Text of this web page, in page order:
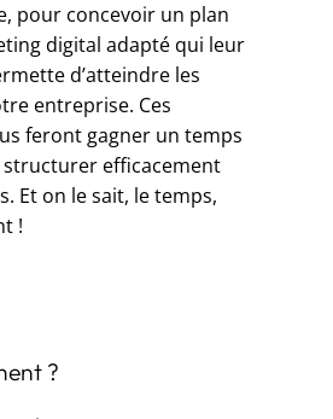
pour concevoir un plan
digital adapté qui leur
d’atteindre les
entreprise. Ces
feront gagner un temps
efficacement
Et on le sait, le temps,
!
?